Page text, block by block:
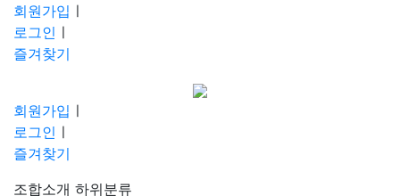
회원가입 ㅣ
로그인 ㅣ
즐겨찾기
회원가입 ㅣ
로그인 ㅣ
즐겨찾기
조합소개 하위분류